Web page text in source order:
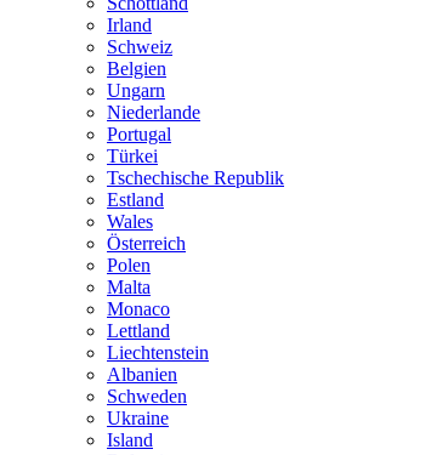
Irland
Schweiz
Belgien
Ungarn
Niederlande
Portugal
Türkei
Tschechische Republik
Estland
Wales
Österreich
Polen
Malta
Monaco
Lettland
Liechtenstein
Albanien
Schweden
Ukraine
Island